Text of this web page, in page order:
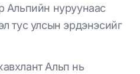
Альпийн нуруунаас
тус улсын эрдэнэсийг
Альп нь